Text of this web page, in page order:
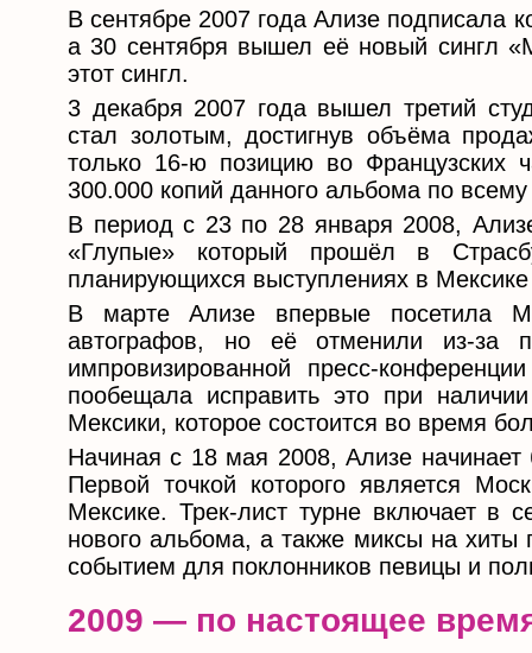
В сентябре 2007 года Ализе подписала
а 30 сентября вышел её новый сингл
этот сингл.
3 декабря 2007 года вышел третий
стал золотым, достигнув объёма
только 16-ю позицию во Французских
300.000 копий данного альбома по
В период с 23 по 28 января 2008,
«Глупые» который прошёл в
планирующихся выступлениях в
В марте Ализе впервые посетила
автографов, но её отменили из-за
импровизированной пресс-
пообещала исправить это при
Мексики, которое состоится во время
Начиная с 18 мая 2008, Ализе
Первой точкой которого является
Мексике. Трек-лист турне включает в
нового альбома, а также миксы на
событием для поклонников певицы и
2009 — по настоящее